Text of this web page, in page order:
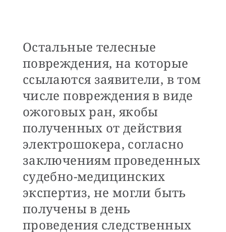
Остальные телесные
повреждения, на которые
ссылаются заявители, в том
числе повреждения в виде
ожоговых ран, якобы
полученных от действия
электрошокера, согласно
заключениям проведенных
судебно-медицинских
экспертиз, не могли быть
получены в день
проведения следственных